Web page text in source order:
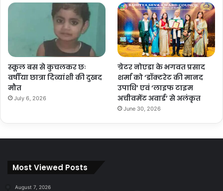
स्कूल बस से कुचलकर छः
वर्षीया छात्रा दिव्यांशी की दुखद
मौत
July 6, 2026
ग्रेटर नोएडा के भगवत प्रसाद
शर्मा को ‘डॉक्टरेट की मानद
उपाधि’ एवं ‘लाइफ टाइम
अचीवमेंट अवार्ड’ से अलंकृत
June 30, 2026
Most Viewed Posts
August 7, 2026